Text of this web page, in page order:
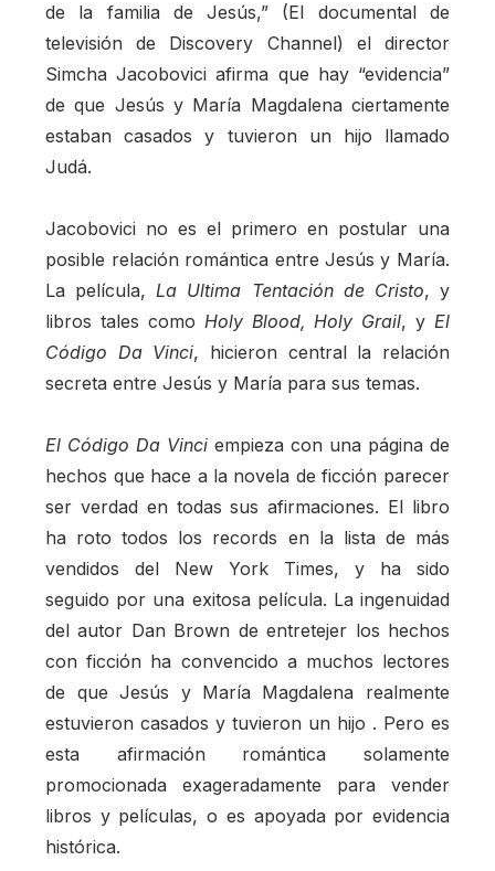
de la familia de Jesús,” (El documental de
televisión de Discovery Channel) el director
Simcha Jacobovici afirma que hay “evidencia”
de que Jesús y María Magdalena ciertamente
estaban casados y tuvieron un hijo llamado
Judá.
Jacobovici no es el primero en postular una
posible relación romántica entre Jesús y María.
La película,La Ultima Tentación de Cristo, y
libros tales como Holy Blood, Holy Grail, y El
Código Da Vinci, hicieron central la relación
secreta entre Jesús y María para sus temas.
El Código Da Vinci empieza con una página de
hechos que hace a la novela de ficción parecer
ser verdad en todas sus afirmaciones. El libro
ha roto todos los records en la lista de más
vendidos del New York Times, y ha sido
seguido por una exitosa película. La ingenuidad
del autor Dan Brown de entretejer los hechos
con ficción ha convencido a muchos lectores
de que Jesús y María Magdalena realmente
estuvieron casados y tuvieron un hijo . Pero es
esta afirmación romántica solamente
promocionada exageradamente para vender
libros y películas, o es apoyada por evidencia
histórica.